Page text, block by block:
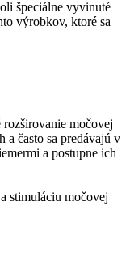
špeciálne vyvinuté
výrobkov, ktoré sa
rozširovanie močovej
a často sa predávajú v
a postupne ich
stimuláciu močovej